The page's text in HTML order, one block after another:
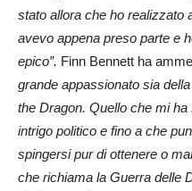
stato allora che ho realizzato
avevo appena preso parte e
epico”. Finn Bennett ha
grande appassionato sia
the Dragon. Quello che mi
intrigo politico e fino a che
spingersi pur di ottenere o
che richiama la Guerra delle